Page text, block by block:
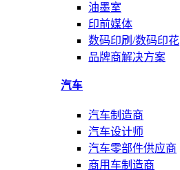
油墨室
印前媒体
数码印刷/数码印花
品牌商解决方案
汽车
汽车制造商
汽车设计师
汽车零部件供应商
商用车制造商